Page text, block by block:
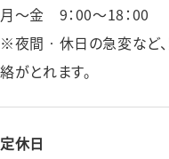
⽉〜⾦ 9：00〜18：00
※夜間‧休⽇の急変など
絡がとれます。
定休日